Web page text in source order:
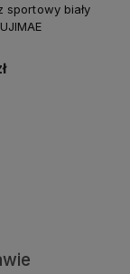
sportowy biały